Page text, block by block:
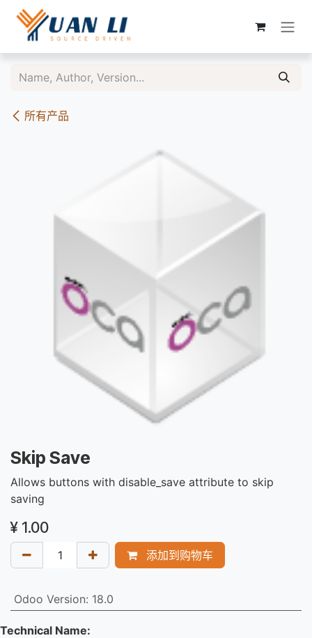
跳至内容
所有产品
Skip Save
Allows buttons with disable_save attribute to skip
saving
¥ 1.00
添加到购物车
Odoo Version: 18.0
Technical Name: